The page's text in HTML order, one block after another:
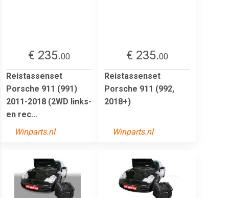
€ 235.00
Reistassenset
Porsche 911 (991)
2011-2018 (2WD links-
en rec...
Winparts.nl
€ 235.00
Reistassenset
Porsche 911 (992,
2018+)
Winparts.nl